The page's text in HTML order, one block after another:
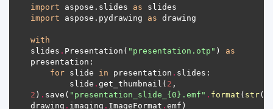
import aspose.slides as
import aspose.pydrawing as
with
slides . Presentation( "presentation.otp" ) as
for slide in presentation .
        slide
. get_thumbnail( 2
2 ) . save( "presentation_slide_ {0} .emf" . format ( str
drawing . imaging . ImageFormat .